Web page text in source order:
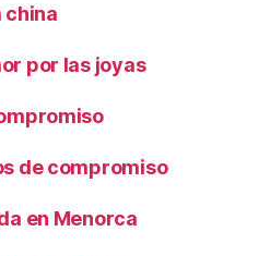
china
por las joyas
de compromiso
en Menorca